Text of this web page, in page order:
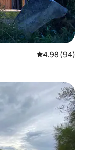
평점 4.98점(5
4.98 (94)